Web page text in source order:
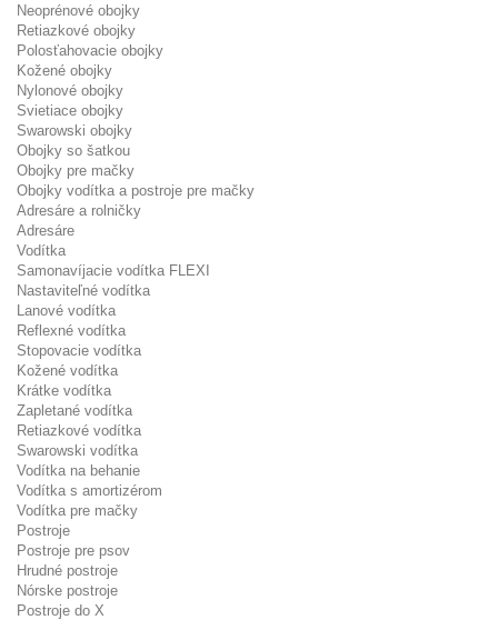
Neoprénové obojky
Retiazkové obojky
Polosťahovacie obojky
Kožené obojky
Nylonové obojky
Svietiace obojky
Swarowski obojky
Obojky so šatkou
Obojky pre mačky
Obojky vodítka a postroje pre mačky
Adresáre a rolničky
Adresáre
Vodítka
Samonavíjacie vodítka FLEXI
Nastaviteľné vodítka
Lanové vodítka
Reflexné vodítka
Stopovacie vodítka
Kožené vodítka
Krátke vodítka
Zapletané vodítka
Retiazkové vodítka
Swarowski vodítka
Vodítka na behanie
Vodítka s amortizérom
Vodítka pre mačky
Postroje
Postroje pre psov
Hrudné postroje
Nórske postroje
Postroje do X